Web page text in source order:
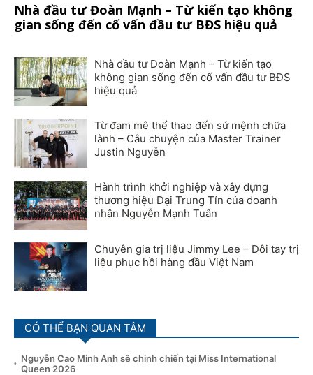
Nhà đầu tư Đoàn Mạnh – Từ kiến tạo không
gian sống đến cố vấn đầu tư BĐS hiệu quả
Nhà đầu tư Đoàn Mạnh – Từ kiến tạo
không gian sống đến cố vấn đầu tư BĐS
hiệu quả
Từ đam mê thể thao đến sứ mệnh chữa
lành – Câu chuyện của Master Trainer
Justin Nguyễn
Hành trình khởi nghiệp và xây dựng
thương hiệu Đại Trung Tín của doanh
nhân Nguyễn Mạnh Tuân
Chuyên gia trị liệu Jimmy Lee – Đôi tay trị
liệu phục hồi hàng đầu Việt Nam
CÓ THỂ BẠN QUAN TÂM
Nguyễn Cao Minh Anh sẽ chinh chiến tại Miss International
Queen 2026